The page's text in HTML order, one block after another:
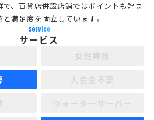
、百貨店併設店舗ではポイントも貯ま
満足度を両立しています。
Service
サービス